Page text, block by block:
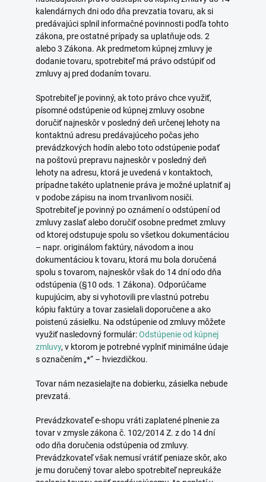
kalendárnych dni odo dňa prevzatia tovaru, ak si
predávajúci splnil informačné povinnosti podľa tohto
zákona, pre ostatné prípady sa uplatňuje ods. 2
alebo 3 Zákona. Ak predmetom kúpnej zmluvy je
dodanie tovaru, spotrebiteľ má právo odstúpiť od
zmluvy aj pred dodaním tovaru.
Spotrebiteľ je povinný, ak toto právo chce využiť,
písomné odstúpenie od kúpnej zmluvy osobne
doručiť najneskôr v posledný deň určenej lehoty na
kontaktnú adresu predávajúceho počas jeho
prevádzkových hodín alebo toto odstúpenie podať
na poštovú prepravu najneskôr v posledný deň
lehoty na adresu, ktorá je uvedená v kontaktoch,
prípadne takéto uplatnenie práva je možné uplatniť aj
v podobe zápisu na inom trvanlivom nosiči.
Spotrebiteľ je povinný po oznámení o odstúpení od
zmluvy zaslať alebo doručiť osobne predmet zmluvy
od ktorej odstupuje spolu so všetkou dokumentáciou
– napr. originálom faktúry, návodom a inou
dokumentáciou k tovaru, ktorá mu bola doručená
spolu s tovarom, najneskôr však do 14 dní odo dňa
odstúpenia (§10 ods. 1 Zákona). Odporúčame
kupujúcim, aby si vyhotovili pre vlastnú potrebu
kópiu faktúry a tovar zasielali doporučene a ako
poistenú zásielku. Na odstúpenie od zmluvy môžete
využiť nasledovný formulár:Odstúpenie od kúpnej
zmluvy, v ktorom je potrebné vyplniť minimálne údaje
s označením „*“ – hviezdičkou.
Tovar nám nezasielajte na dobierku, zásielka nebude
prevzatá.
Prevádzkovateľ e-shopu vráti zaplatené plnenie za
tovar v zmysle zákona č. 102/2014 Z. z do 14 dní
odo dňa doručenia odstúpenia od zmluvy.
Prevádzkovateľ však nemusí vrátiť peniaze skôr, ako
je mu doručený tovar alebo spotrebiteľ nepreukáže